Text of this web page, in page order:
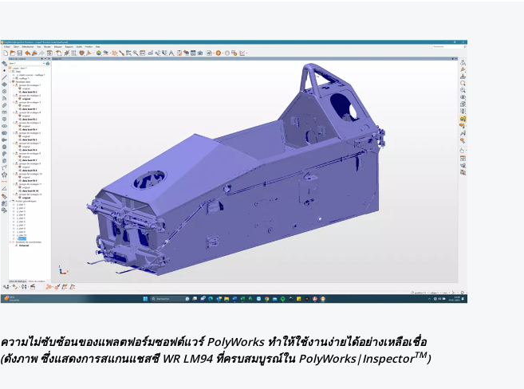
ความไม่ซับซ้อนของแพลตฟอร์มซอฟต์แวร์ PolyWorks ทำให้ใช้งานง่ายได้อย่างเหลือเชื่อ
(ดังภาพ ซึ่งแสดงการสแกนแชสซี WR LM94 ที่ครบสมบูรณ์ใน PolyWorks|InspectorTM)